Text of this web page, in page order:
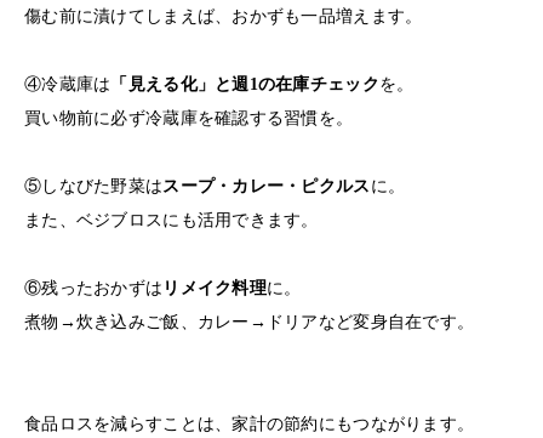
傷む前に漬けてしまえば、おかずも一品増えます。
④冷蔵庫は 「見える化」と週1の在庫チェック を。
買い物前に必ず冷蔵庫を確認する習慣を。
⑤しなびた野菜は スープ・カレー・ピクルス に。
また、ベジブロスにも活用できます。
⑥残ったおかずは リメイク料理に。
煮物→炊き込みご飯、カレー→ドリアなど変身自在です。
食品ロスを減らすことは、家計の節約にもつながります。